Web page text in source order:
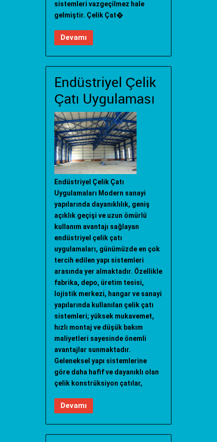
sistemleri vazgeçilmez hale
gelmiştir. Çelik Çat�
Devamı
Endüstriyel Çelik
Çatı Uygulaması
Endüstriyel Çelik Çatı
Uygulamaları Modern sanayi
yapılarında dayanıklılık, geniş
açıklık geçişi ve uzun ömürlü
kullanım avantajı sağlayan
endüstriyel çelik çatı
uygulamaları, günümüzde en çok
tercih edilen yapı sistemleri
arasında yer almaktadır. Özellikle
fabrika, depo, üretim tesisi,
lojistik merkezi, hangar ve sanayi
yapılarında kullanılan çelik çatı
sistemleri; yüksek mukavemet,
hızlı montaj ve düşük bakım
maliyetleri sayesinde önemli
avantajlar sunmaktadır.
Geleneksel yapı sistemlerine
göre daha hafif ve dayanıklı olan
çelik konstrüksiyon çatılar,
Devamı